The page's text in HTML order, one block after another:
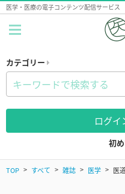
医学・医療の電子コンテンツ配信サービス
カテゴリー
ログイ
初
TOP すべて 雑誌 医学 医